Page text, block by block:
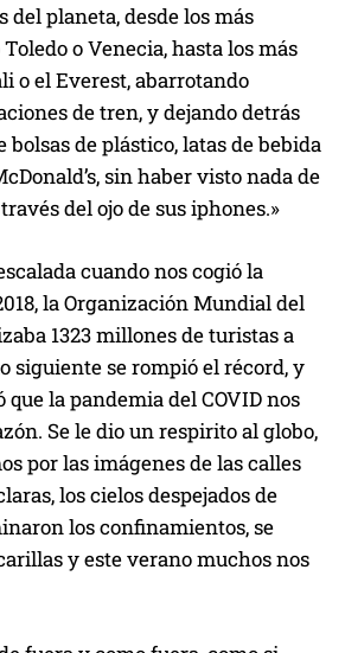
del planeta, desde los más
o Venecia, hasta los más
o el Everest, abarrotando
de tren, y dejando detrás
bolsas de plástico, latas de bebida
sin haber visto nada de
del ojo de sus iphones.»
cuando nos cogió la
la Organización Mundial del
1323 millones de turistas a
siguiente se rompió el récord, y
que la pandemia del COVID nos
Se le dio un respirito al globo,
por las imágenes de las calles
los cielos despejados de
los confinamientos, se
y este verano muchos nos